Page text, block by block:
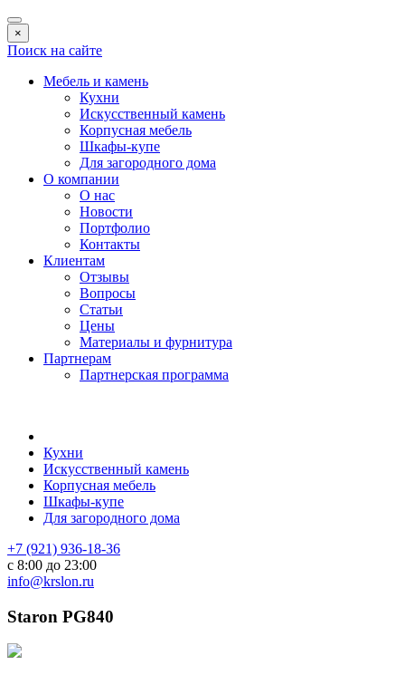
×
Поиск на сайте
Мебель и камень
Кухни
Искусственный камень
Корпусная мебель
Шкафы-купе
Для загородного дома
О компании
О нас
Новости
Портфолио
Контакты
Клиентам
Отзывы
Вопросы
Статьи
Цены
Материалы и фурнитура
Партнерам
Партнерская программа
Кухни
Искусственный камень
Корпусная мебель
Шкафы-купе
Для загородного дома
+7 (921) 936-18-36
с 8:00 до 23:00
info@krslon.ru
Staron PG840